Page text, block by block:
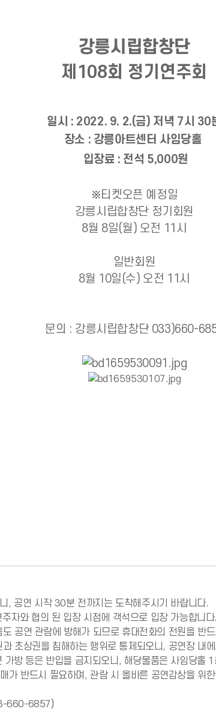
강릉시립합창단
제108회 정기연주회
일시 : 2022. 9. 2.(금) 저녁 7시 30
장소 : 강릉아트센터 사임당홀
입장료 : 전석 5,000원
※티켓오픈 예정일
강릉시립합창단 정기회원
8월 8일(월) 오전 11 시
일반회원
8월 10일(수) 오전 11시
문의 : 강릉시립합창단 033)660-
, 공연 시작 30분 전까지는 도착해주시기 바랍니다.
자와 협의 된 입장 시점에 객석으로 입장 가능합니다.
공연 관람에 방해가 되므로 휴대전화의 전원을 반
초상권을 침해하는 행위로 통제되오니, 공연장 내
방 등은 반입을 금지되오니, 해당물품은 사임당홀
가 반드시 필요하며, 관람 시 올바른 공연감상을 위
660-6857)